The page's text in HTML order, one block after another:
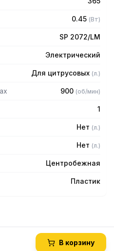
0.45 (Вт)
SP 2072/LM
Электрический
Для цитрусовых (л.)
900 (об/мин)
1
Нет (л.)
Нет (л.)
Центробежная
Пластик
В корзину